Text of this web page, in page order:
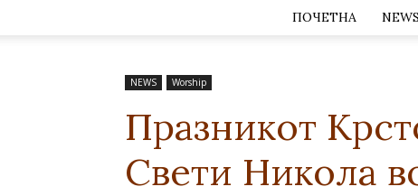
ПОЧЕТНА
NEWS Worship
Празникот
Свети Никола